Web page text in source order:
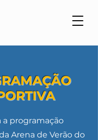
a programação
Arena de Verão do